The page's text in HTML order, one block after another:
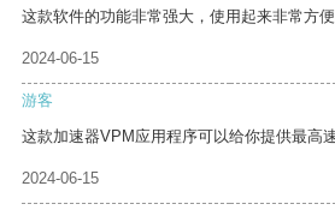
这款软件的功能非常强大，使用起来非常方便
2024-06-15
游客
这款加速器VPM应用程序可以给你提供最高
2024-06-15